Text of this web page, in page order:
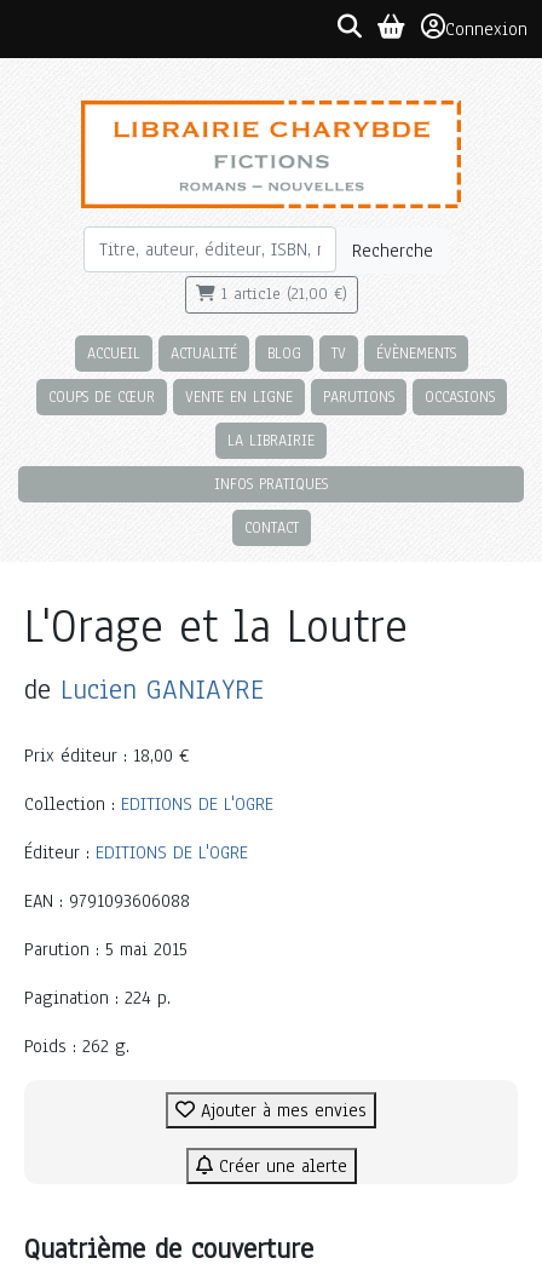
Connexion
Recherche
1 article (21,00 €)
ACCUEIL ACTUALITÉ BLOG TV ÉVÈNEMENTS
COUPS DE CŒUR VENTE EN LIGNE PARUTIONS OCCASIONS
LA LIBRAIRIE
INFOS PRATIQUES
CONTACT
L'Orage et la Loutre
de Lucien GANIAYRE
Prix éditeur : 18,00 €
Collection : EDITIONS DE L'OGRE
Éditeur : EDITIONS DE L'OGRE
EAN : 9791093606088
Parution : 5 mai 2015
Pagination : 224 p.
Poids : 262 g.
Ajouter à mes envies
Créer une alerte
Quatrième de couverture